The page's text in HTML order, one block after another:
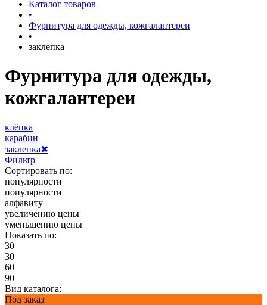
Каталог товаров
•
Фурнитура для одежды, кожгалантереи
•
заклепка
Фурнитура для одежды,
кожгалантереи
клёпка
карабин
заклепка✖
Фильтр
Сортировать по:
популярности
популярности
алфавиту
увеличению цены
уменьшению цены
Показать по:
30
30
60
90
Вид каталога:
Под заказ